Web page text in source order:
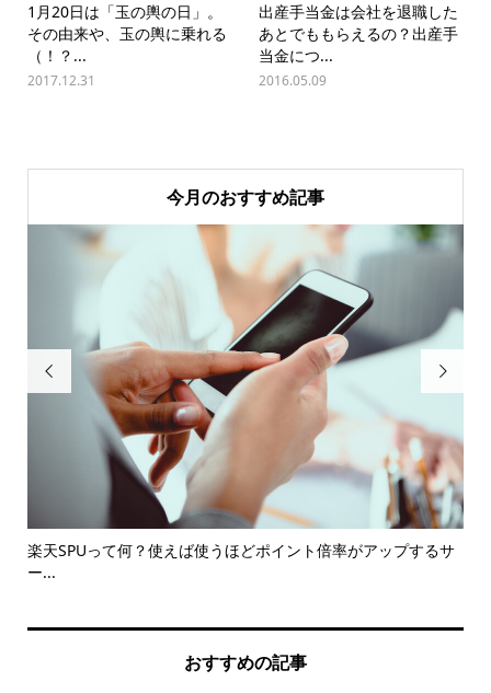
1月20日は「玉の輿の日」。
その由来や、玉の輿に乗れる
（！？...
2017.12.31
出産手当金は会社を退職した
あとでももらえるの？出産手
当金につ...
2016.05.09
今月のおすすめ記事

楽天SPUって何？使えば使うほどポイント倍率がアップするサ
ー...

おすすめの記事